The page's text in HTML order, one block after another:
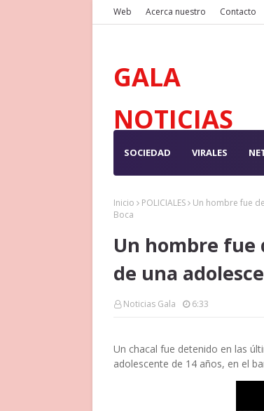
Web Acerca nuestro Contacto
GALA
NOTICIAS
SOCIEDAD VIRALES
Inicio POLICIALES
Un hombre fue
Boca
Un hombre fue
de una
Noticias Gala 6:33
Un chacal fue detenido en las
adolescente de 14 años, en el